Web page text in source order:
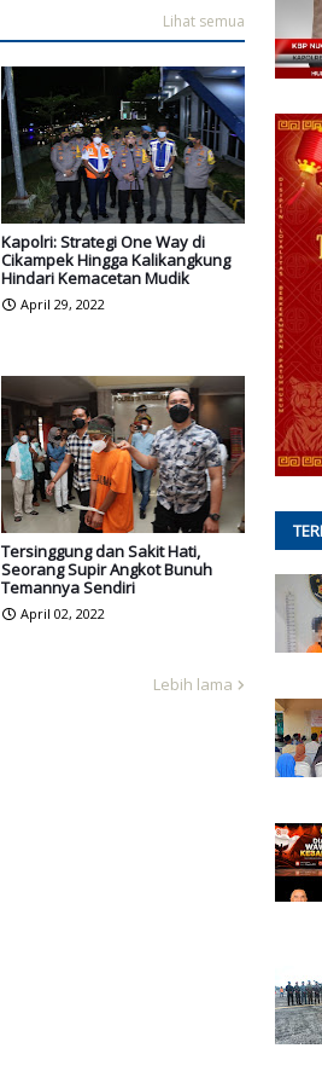
Lihat semua
Kapolri: Strategi One Way di
Cikampek Hingga Kalikangkung
Hindari Kemacetan Mudik
April 29, 2022
Tersinggung dan Sakit Hati,
Seorang Supir Angkot Bunuh
Temannya Sendiri
April 02, 2022
Lebih lama